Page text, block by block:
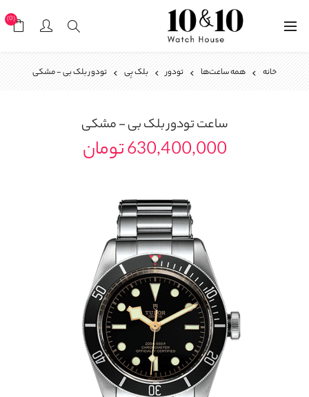
(0)
خانه همه ساعت‌ها تودور بلک بِی تودور بلک بی - مشکی
ساعتتودور بلک بی - مشکی
630,400,000 تومان